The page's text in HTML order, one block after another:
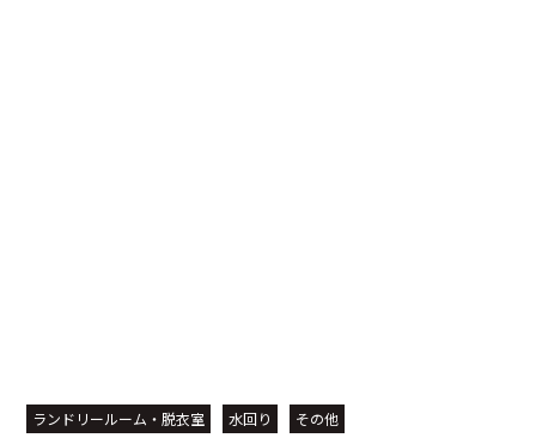
ランドリールーム・脱衣室 水回り その他